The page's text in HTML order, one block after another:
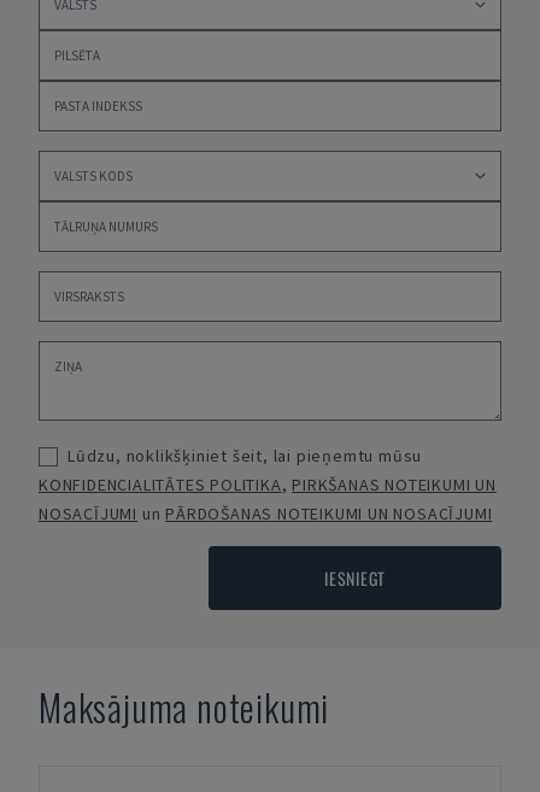
Lūdzu, noklikšķiniet šeit, lai pieņemtu mūsu
KONFIDENCIALITĀTES POLITIKA, PIRKŠANAS NOTEIKUMI UN
NOSACĪJUMI un PĀRDOŠANAS NOTEIKUMI UN NOSACĪJUMI
IESNIEGT
Maksājuma noteikumi